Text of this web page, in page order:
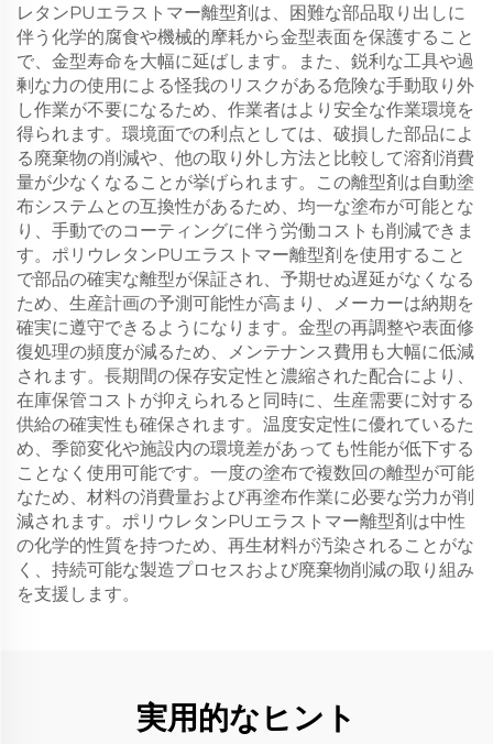
レタンPUエラストマー離型剤は、困難な部品取り出しに
伴う化学的腐食や機械的摩耗から金型表面を保護すること
で、金型寿命を大幅に延ばします。また、鋭利な工具や過
剰な力の使用による怪我のリスクがある危険な手動取り外
し作業が不要になるため、作業者はより安全な作業環境を
得られます。環境面での利点としては、破損した部品によ
る廃棄物の削減や、他の取り外し方法と比較して溶剤消費
量が少なくなることが挙げられます。この離型剤は自動塗
布システムとの互換性があるため、均一な塗布が可能とな
り、手動でのコーティングに伴う労働コストも削減できま
す。ポリウレタンPUエラストマー離型剤を使用すること
で部品の確実な離型が保証され、予期せぬ遅延がなくなる
ため、生産計画の予測可能性が高まり、メーカーは納期を
確実に遵守できるようになります。金型の再調整や表面修
復処理の頻度が減るため、メンテナンス費用も大幅に低減
されます。長期間の保存安定性と濃縮された配合により、
在庫保管コストが抑えられると同時に、生産需要に対する
供給の確実性も確保されます。温度安定性に優れているた
め、季節変化や施設内の環境差があっても性能が低下する
ことなく使用可能です。一度の塗布で複数回の離型が可能
なため、材料の消費量および再塗布作業に必要な労力が削
減されます。ポリウレタンPUエラストマー離型剤は中性
の化学的性質を持つため、再生材料が汚染されることがな
く、持続可能な製造プロセスおよび廃棄物削減の取り組み
を支援します。
実用的なヒント